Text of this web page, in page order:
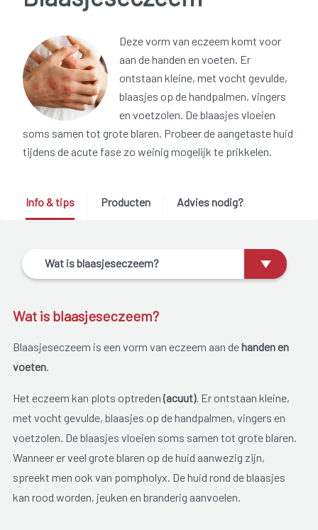
Deze vorm van eczeem komt voor
aan de handen en voeten. Er
ontstaan kleine, met vocht gevulde,
blaasjes op de handpalmen, vingers
en voetzolen. De blaasjes vloeien
soms samen tot grote blaren. Probeer de aangetaste huid
tijdens de acute fase zo weinig mogelijk te prikkelen.
Info & tips Producten Advies nodig?
Wat is blaasjeseczeem?
Wat is blaasjeseczeem?
Blaasjeseczeem is een vorm van eczeem aan dehanden en
voeten.
Het eczeem kan plots optreden (acuut). Er ontstaan kleine,
met vocht gevulde, blaasjes op de handpalmen, vingers en
voetzolen. De blaasjes vloeien soms samen tot grote blaren.
Wanneer er veel grote blaren op de huid aanwezig zijn,
spreekt men ook van pompholyx. De huid rond de blaasjes
kan rood worden, jeuken en branderig aanvoelen.